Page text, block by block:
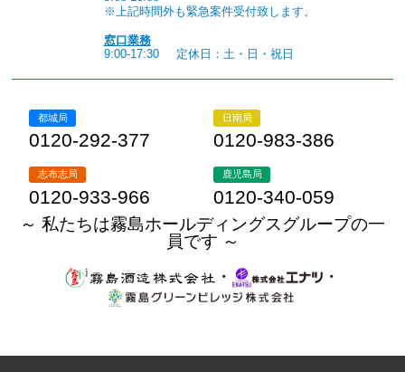
※上記時間外も緊急案件受付致します。
窓口業務
9:00-17:30
定休日：土・日・祝日
都城局
0120-292-377
日南局
0120-983-386
志布志局
0120-933-966
鹿児島局
0120-340-059
～ 私たちは霧島ホールディングスグループの一
員です ～
・
・